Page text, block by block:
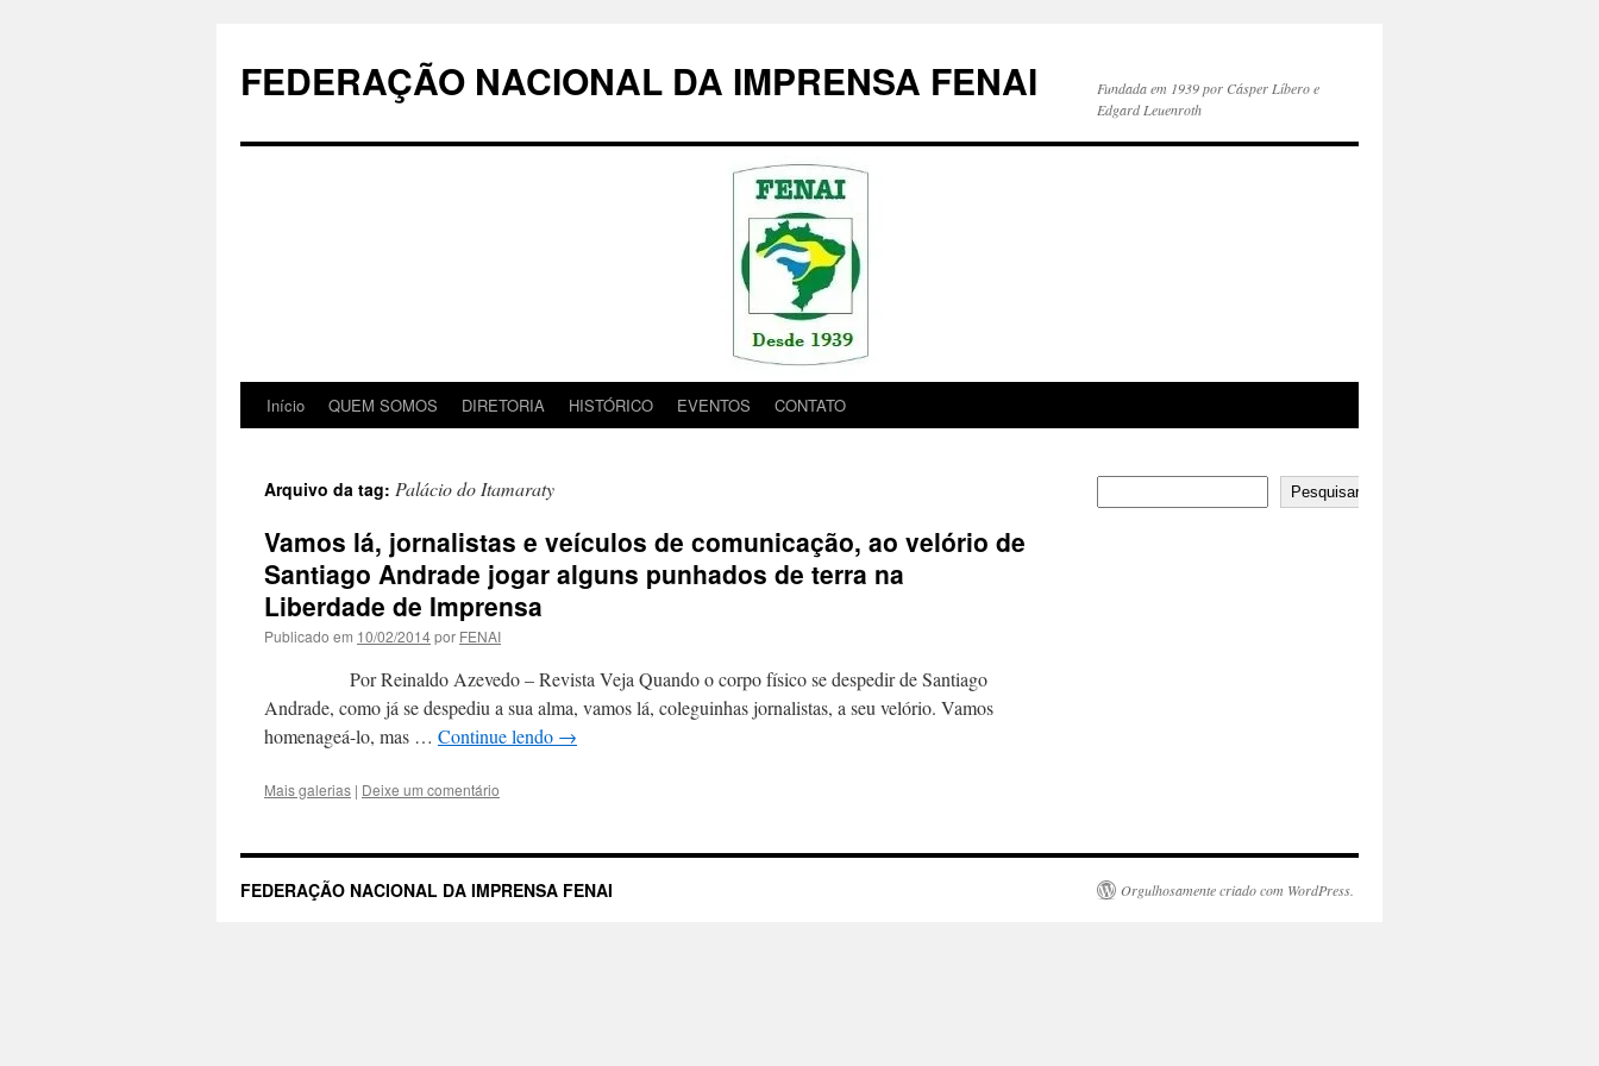
conteúdo
FEDERAÇÃO NACIONAL DA IMPRENSA FENAI
Fundada em 1939 por Cásper Líbero e
Edgard Leuenroth
Início QUEM SOMOS DIRETORIA HISTÓRICO EVENTOS CONTATO
Arquivo da tag: Palácio do Itamaraty
Vamos lá, jornalistas e veículos de comunicação, ao velório de
Santiago Andrade jogar alguns punhados de terra na
Liberdade de Imprensa
Publicado em 10/02/2014por FENAI
Por Reinaldo Azevedo – Revista Veja Quando o corpo físico se despedir de Santiago
Andrade, como já se despediu a sua alma, vamos lá, coleguinhas jornalistas, a seu velório. Vamos
homenageá-lo, mas … Continue lendo →
Mais galerias | Deixe um comentário
Pesquisar
FEDERAÇÃO NACIONAL DA IMPRENSA FENAI Orgulhosamente criado com WordPress.